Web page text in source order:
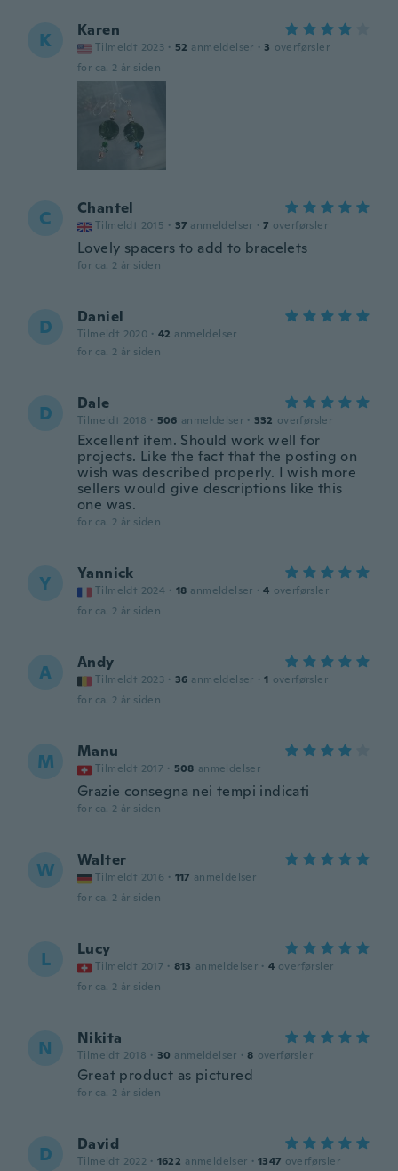
K Karen
Tilmeldt 2023 · 52 anmeldelser · 3 overførsler
for ca. 2 år siden
C Chantel
Tilmeldt 2015 · 37 anmeldelser · 7 overførsler
Lovely spacers to add to bracelets
for ca. 2 år siden
D Daniel
Tilmeldt 2020 · 42 anmeldelser
for ca. 2 år siden
D Dale
Tilmeldt 2018 · 506 anmeldelser · 332 overførsler
Excellent item. Should work well for
projects. Like the fact that the posting on
wish was described properly. I wish more
sellers would give descriptions like this
one was.
for ca. 2 år siden
Y Yannick
Tilmeldt 2024 · 18 anmeldelser · 4 overførsler
for ca. 2 år siden
A Andy
Tilmeldt 2023 · 36 anmeldelser · 1 overførsler
for ca. 2 år siden
M Manu
Tilmeldt 2017 · 508 anmeldelser
Grazie consegna nei tempi indicati
for ca. 2 år siden
W Walter
Tilmeldt 2016 · 117 anmeldelser
for ca. 2 år siden
L Lucy
Tilmeldt 2017 · 813 anmeldelser · 4 overførsler
for ca. 2 år siden
N Nikita
Tilmeldt 2018 · 30 anmeldelser · 8 overførsler
Great product as pictured
for ca. 2 år siden
D David
Tilmeldt 2022 · 1622 anmeldelser · 1347 overførsler